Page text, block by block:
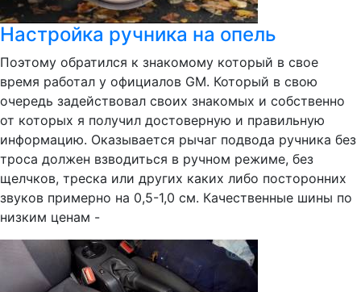
Настройка ручника на опель
Поэтому обратился к знакомому который в свое
время работал у официалов GM. Который в свою
очередь задействовал своих знакомых и собственно
от которых я получил достоверную и правильную
информацию. Оказывается рычаг подвода ручника без
троса должен взводиться в ручном режиме, без
щелчков, треска или других каких либо посторонних
звуков примерно на 0,5-1,0 см. Качественные шины по
низким ценам -